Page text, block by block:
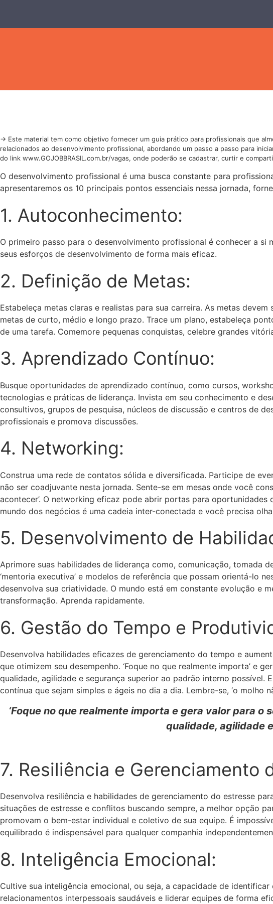
→ Este material tem como objetivo fornecer um guia prático para profissionais que
relacionados ao desenvolvimento profissional, abordando um passo a passo para
do link www.GOJOBBRASIL.com.br/vagas, onde poderão se cadastrar, curtir e
O desenvolvimento profissional é uma busca constante para
apresentaremos os 10 principais pontos essenciais nessa jornada,
1. Autoconhecimento:
O primeiro passo para o desenvolvimento profissional é conhecer a
seus esforços de desenvolvimento de forma mais eficaz.
2. Definição de Metas:
Estabeleça metas claras e realistas para sua carreira. As metas
metas de curto, médio e longo prazo. Trace um plano, estabeleça
de uma tarefa. Comemore pequenas conquistas, celebre grandes
3. Aprendizado Contínuo:
Busque oportunidades de aprendizado contínuo, como cursos,
tecnologias e práticas de liderança. Invista em seu conhecimento e
consultivos, grupos de pesquisa, núcleos de discussão e centros de
profissionais e promova discussões.
4. Networking:
Construa uma rede de contatos sólida e diversificada. Participe de
não ser coadjuvante nesta jornada. Sente-se em mesas onde você
acontecer’. O networking eficaz pode abrir portas para
mundo dos negócios é uma cadeia inter-conectada e você precisa
5. Desenvolvimento de
Aprimore suas habilidades de liderança como, comunicação, tomada
‘mentoria executiva’ e modelos de referência que possam orientá-lo
desenvolva sua criatividade. O mundo está em constante evolução e
transformação. Aprenda rapidamente.
6. Gestão do Tempo e
Desenvolva habilidades eficazes de gerenciamento do tempo e
que otimizem seu desempenho. ‘Foque no que realmente importa’ e
qualidade, agilidade e segurança superior ao padrão interno possível.
contínua que sejam simples e ágeis no dia a dia. Lembre-se, ‘o molho
‘Foque no que realmente importa e gera valor para
qualidade, agilidade
7. Resiliência e Gerenciamento
Desenvolva resiliência e habilidades de gerenciamento do estresse
situações de estresse e conflitos buscando sempre, a melhor opção
promovam o bem-estar individual e coletivo de sua equipe. É
equilibrado é indispensável para qualquer companhia
8. Inteligência Emocional:
Cultive sua inteligência emocional, ou seja, a capacidade de
relacionamentos interpessoais saudáveis ​​e liderar equipes de forma